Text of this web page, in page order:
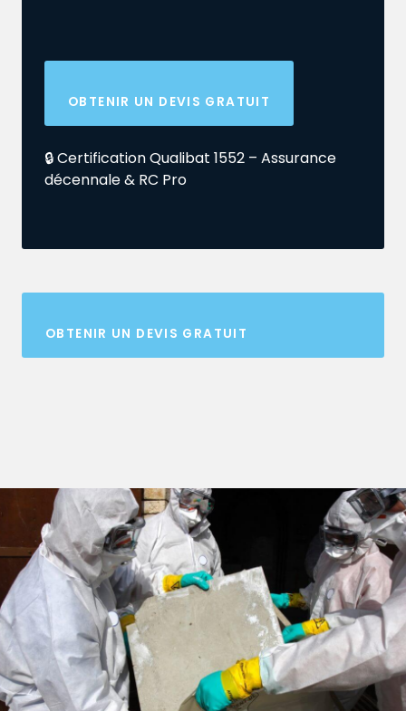
OBTENIR UN DEVIS GRATUIT
🔒 Certification Qualibat 1552 – Assurance
décennale & RC Pro
OBTENIR UN DEVIS GRATUIT